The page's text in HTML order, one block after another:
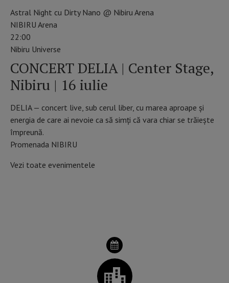
Astral Night cu Dirty Nano @ Nibiru Arena
NIBIRU Arena
22:00
Nibiru Universe
CONCERT DELIA | Center Stage,
Nibiru | 16 iulie
DELIA — concert live, sub cerul liber, cu marea aproape și
energia de care ai nevoie ca să simți că vara chiar se trăiește
împreună.
Promenada NIBIRU
Vezi toate evenimentele